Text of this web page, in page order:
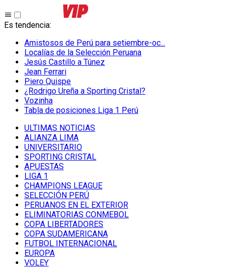
Es tendencia:
Amistosos de Perú para setiembre-oc...
Localías de la Selección Peruana
Jesús Castillo a Túnez
Jean Ferrari
Piero Quispe
¿Rodrigo Ureña a Sporting Cristal?
Vozinha
Tabla de posiciones Liga 1 Perú
ULTIMAS NOTICIAS
ALIANZA LIMA
UNIVERSITARIO
SPORTING CRISTAL
APUESTAS
LIGA 1
CHAMPIONS LEAGUE
SELECCIÓN PERÚ
PERUANOS EN EL EXTERIOR
ELIMINATORIAS CONMEBOL
COPA LIBERTADORES
COPA SUDAMERICANA
FUTBOL INTERNACIONAL
EUROPA
VOLEY